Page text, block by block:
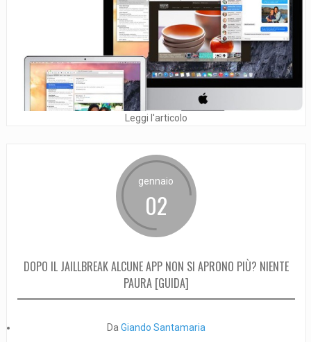
Leggi l'articolo
gennaio
02
DOPO IL JAILLBREAK ALCUNE APP NON SI APRONO PIÙ? NIENTE
PAURA [GUIDA]
Da Giando Santamaria